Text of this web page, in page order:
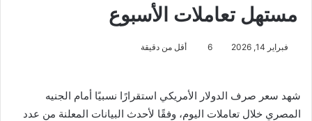
مستهل تعاملات الأسبوع
فبراير 14, 2026 6 أقل من دقيقة
شهد سعر صرف الدولار الأمريكي استقرارًا نسبيًا أمام الجنيه
المصري خلال تعاملات اليوم، وفقًا لأحدث البيانات المعلنة من عدد